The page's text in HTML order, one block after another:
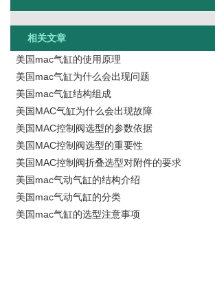
相关文章
美国mac气缸的使用原理
美国mac气缸为什么会出现问题
美国mac气缸结构组成
美国MAC气缸为什么会出现故障
美国MAC控制阀选型的参数依据
美国MAC控制阀选型的重要性
美国MAC控制阀折叠选型对附件的要求
美国mac气动气缸的结构介绍
美国mac气动气缸的分类
美国mac气缸的选型注意事项